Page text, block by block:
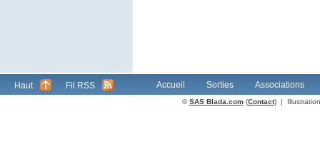
Haut Fil RSS Accueil Sorties Associations
©SAS Blada.com(Contact) |